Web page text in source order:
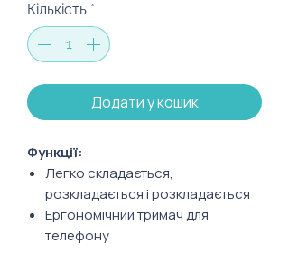
Кількість *
Додати у кошик
Функції:
Легко складається,
розкладається і розкладається
Ергономічний тримач для
телефону